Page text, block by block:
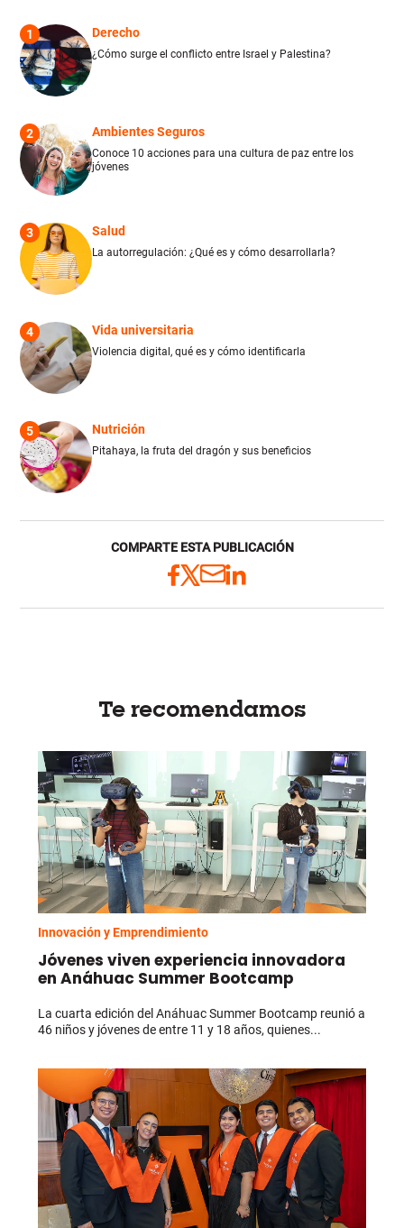
1 Derecho
¿Cómo surge el conflicto entre Israel y Palestina?
2 Ambientes Seguros
Conoce 10 acciones para una cultura de paz entre los
jóvenes
3 Salud
La autorregulación: ¿Qué es y cómo desarrollarla?
4 Vida universitaria
Violencia digital, qué es y cómo identificarla
5 Nutrición
Pitahaya, la fruta del dragón y sus beneficios
COMPARTE ESTA PUBLICACIÓN
Te recomendamos
Innovación y Emprendimiento
Jóvenes viven experiencia innovadora
en Anáhuac Summer Bootcamp
La cuarta edición del Anáhuac Summer Bootcamp reunió a
46 niños y jóvenes de entre 11 y 18 años, quienes...